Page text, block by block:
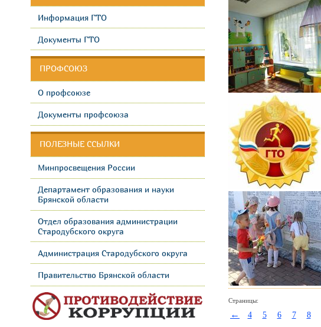
Информация ГТО
Документы ГТО
ПРОФСОЮЗ
О профсоюзе
Документы профсоюза
ПОЛЕЗНЫЕ ССЫЛКИ
Минпросвещения России
Департамент образования и науки
Брянской области
Отдел образования администрации
Стародубского округа
Администрация Стародубского округа
Правительство Брянской области
Страницы:
← 4 5 6 7 8